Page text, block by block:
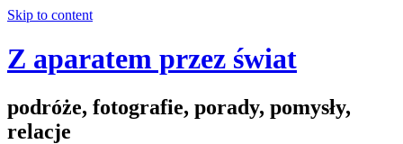
Skip to content
Z aparatem przez świat
podróże, fotografie, porady, pomysły,
relacje